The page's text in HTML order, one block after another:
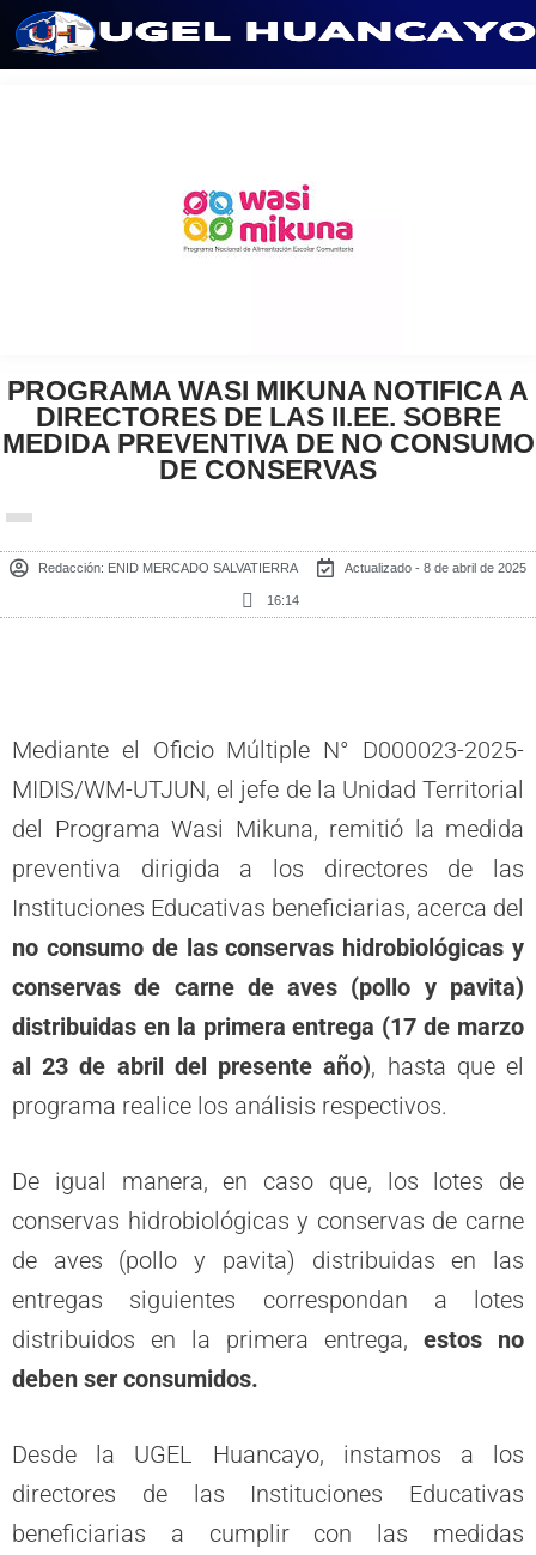
PROGRAMA WASI MIKUNA NOTIFICA A
DIRECTORES DE LAS II.EE. SOBRE
MEDIDA PREVENTIVA DE NO CONSUMO
DE CONSERVAS
Redacción: ENID MERCADO SALVATIERRA Actualizado - 8 de abril de 2025
16:14
Mediante el Oficio Múltiple N° D000023-2025-
MIDIS/WM-UTJUN, el jefe de la Unidad Territorial
del Programa Wasi Mikuna, remitió la medida
preventiva dirigida a los directores de las
Instituciones Educativas beneficiarias, acerca del
no consumo de las conservas hidrobiológicas y
conservas de carne de aves (pollo y pavita)
distribuidas en la primera entrega (17 de marzo
al 23 de abril del presente año), hasta que el
programa realice los análisis respectivos.
De igual manera, en caso que, los lotes de
conservas hidrobiológicas y conservas de carne
de aves (pollo y pavita) distribuidas en las
entregas siguientes correspondan a lotes
distribuidos en la primera entrega, estos no
deben ser consumidos.
Desde la UGEL Huancayo, instamos a los
directores de las Instituciones Educativas
beneficiarias a cumplir con las medidas